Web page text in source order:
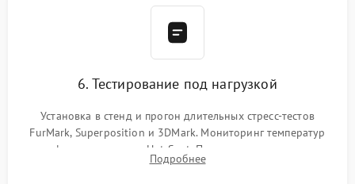
6. Тестирование под нагрузкой
Установка в стенд и прогон длительных стресс-тестов
FurMark, Superposition и 3DMark. Мониторинг температур
графического чипа и Hot Spot. Проверка на отсутствие
артефактов изображения, вылетов драйвера и зависаний.
Подробнее